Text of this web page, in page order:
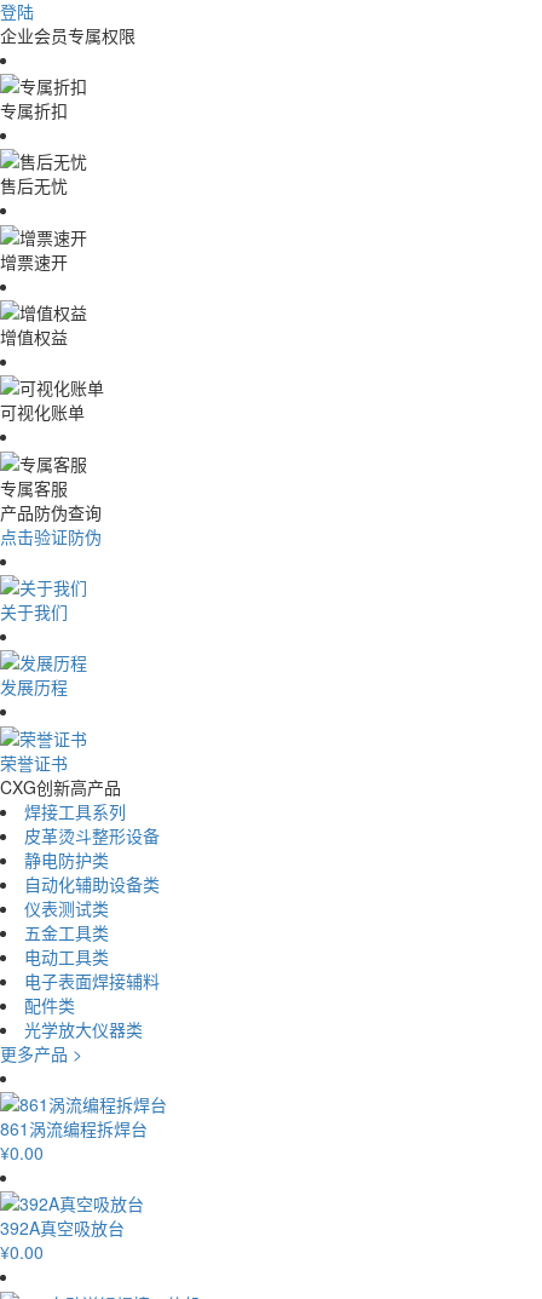
登陆
企业会员专属权限
专属折扣
售后无忧
增票速开
增值权益
可视化账单
专属客服
产品防伪查询
点击验证防伪
关于我们
发展历程
荣誉证书
CXG创新高产品
焊接工具系列
皮革烫斗整形设备
静电防护类
自动化辅助设备类
仪表测试类
五金工具类
电动工具类
电子表面焊接辅料
配件类
光学放大仪器类
更多产品 >
861涡流编程拆焊台
¥0.00
392A真空吸放台
¥0.00